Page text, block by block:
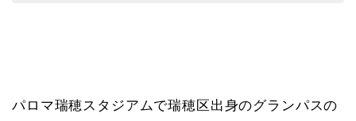
パロマ瑞穂スタジアムで瑞穂区出身のグランパスの